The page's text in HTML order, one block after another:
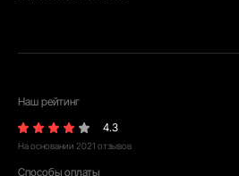
Наш рейтинг
4.3
На основании 2021 отзывов
Способы оплаты